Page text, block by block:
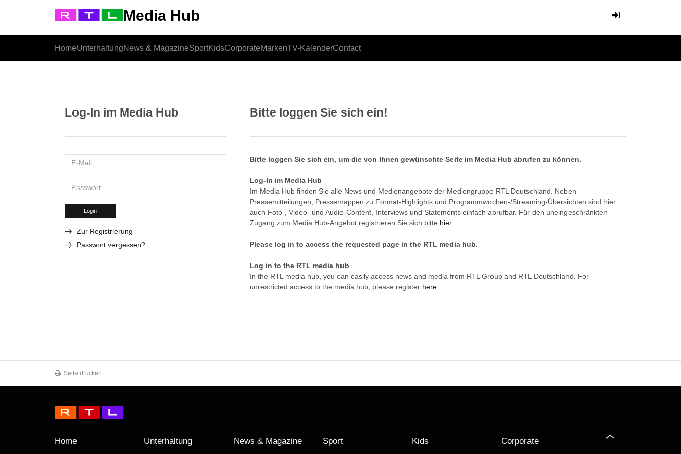
Media Hub
HomeUnterhaltungNews & MagazineSportKidsCorporateMarkenTV-KalenderContact
Bitte loggen Sie sich ein!
Bitte loggen Sie sich ein, um die von Ihnen gewünschte Seite im Media Hub abrufen zu können.
Log-In im Media Hub
Im Media Hub finden Sie alle News und Medienangebote der Mediengruppe RTL Deutschland. Neben
Pressemitteilungen, Pressemappen zu Format-Highlights und Programmwochen-/Streaming-Übersichten sind hier
auch Foto-, Video- und Audio-Content, Interviews und Statements einfach abrufbar. Für den uneingeschränkten
Zugang zum Media Hub-Angebot registrieren Sie sich bitte hier.
Please log in to access the requested page in the RTL media hub.
Log in to the RTL media hub
In the RTL media hub, you can easily access news and media from RTL Group and RTL Deutschland. For
unrestricted access to the media hub, please register here.
Log-In im Media Hub
Login
Zur Registrierung
Passwort vergessen?
Seite drucken
Home Unterhaltung News & Magazine Sport Kids Corporate